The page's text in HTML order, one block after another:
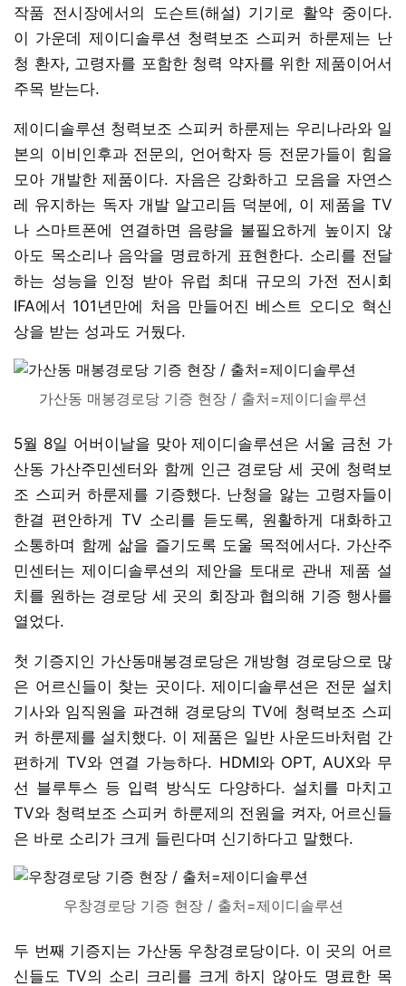
작품 전시장에서의 도슨트(해설) 기기로 활약 중이다.
이 가운데 제이디솔루션 청력보조 스피커 하룬제는 난
청 환자, 고령자를 포함한 청력 약자를 위한 제품이어서
주목 받는다.
제이디솔루션 청력보조 스피커 하룬제는 우리나라와 일
본의 이비인후과 전문의, 언어학자 등 전문가들이 힘을
모아 개발한 제품이다. 자음은 강화하고 모음을 자연스
레 유지하는 독자 개발 알고리듬 덕분에, 이 제품을 TV
나 스마트폰에 연결하면 음량을 불필요하게 높이지 않
아도 목소리나 음악을 명료하게 표현한다. 소리를 전달
하는 성능을 인정 받아 유럽 최대 규모의 가전 전시회
IFA에서 101년만에 처음 만들어진 베스트 오디오 혁신
상을 받는 성과도 거뒀다.
가산동 매봉경로당 기증 현장 / 출처=제이디솔루션
5월 8일 어버이날을 맞아 제이디솔루션은 서울 금천 가
산동 가산주민센터와 함께 인근 경로당 세 곳에 청력보
조 스피커 하룬제를 기증했다. 난청을 앓는 고령자들이
한결 편안하게 TV 소리를 듣도록, 원활하게 대화하고
소통하며 함께 삶을 즐기도록 도울 목적에서다. 가산주
민센터는 제이디솔루션의 제안을 토대로 관내 제품 설
치를 원하는 경로당 세 곳의 회장과 협의해 기증 행사를
열었다.
첫 기증지인 가산동매봉경로당은 개방형 경로당으로 많
은 어르신들이 찾는 곳이다. 제이디솔루션은 전문 설치
기사와 임직원을 파견해 경로당의 TV에 청력보조 스피
커 하룬제를 설치했다. 이 제품은 일반 사운드바처럼 간
편하게 TV와 연결 가능하다. HDMI와 OPT, AUX와 무
선 블루투스 등 입력 방식도 다양하다. 설치를 마치고
TV와 청력보조 스피커 하룬제의 전원을 켜자, 어르신들
은 바로 소리가 크게 들린다며 신기하다고 말했다.
우창경로당 기증 현장 / 출처=제이디솔루션
두 번째 기증지는 가산동 우창경로당이다. 이 곳의 어르
신들도 TV의 소리 크리를 크게 하지 않아도 명료한 목